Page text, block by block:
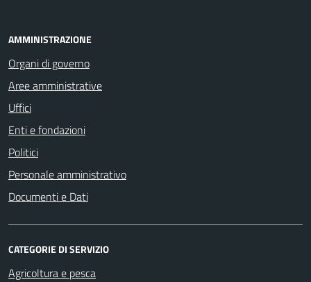
AMMINISTRAZIONE
Organi di governo
Aree amministrative
Uffici
Enti e fondazioni
Politici
Personale amministrativo
Documenti e Dati
CATEGORIE DI SERVIZIO
Agricoltura e pesca